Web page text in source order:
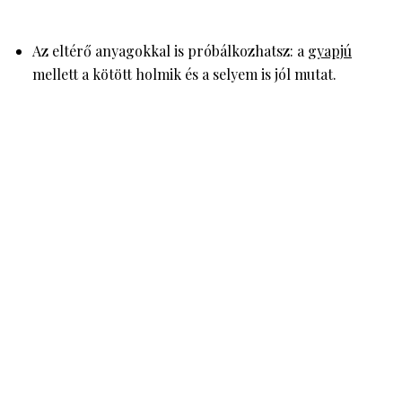
Az eltérő anyagokkal is próbálkozhatsz: agyapjú
mellett a kötött holmik és a selyem is jól mutat.